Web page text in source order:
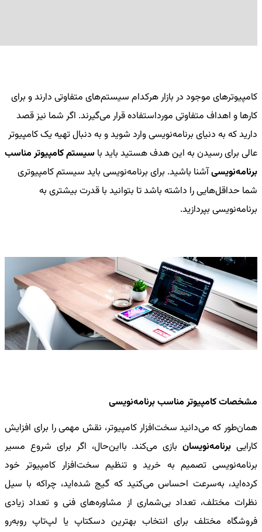
کامپیوترهای موجود در بازار هرکدام سیستم‌های متفاوتی دارند و برای
کارها و اهداف متفاوتی مورداستفاده قرار می‌گیرند. اگر شما نیز قصد
دارید که به دنیای برنامه‌نویسی وارد شوید و به دنبال تهیه یک کامپیوتر
عالی برای رسیدن به این هدف هستید باید با سیستم کامپیوتر مناسب
برنامه‌نویسیآشنا باشید. برای برنامه‌نویسی باید سیستم کامپیوتری
شما حداقل‌هایی را داشته باشد تا بتوانید با قدرت بیشتری به
برنامه‌نویسی بپردازید.
مشخصات کامپیوتر مناسب برنامهنویسی
همان‌طور که می‌دانید سخت‌افزار کامپیوتر، نقش مهمی را برای افزایش
کارایی برنامه‌نویسانبازی می‌کند. با‌این‌حال، اگر برای شروع مسیر
برنامه‌نویسی تصمیم به خرید و تنظیم سخت‌افزار کامپیوتر خود
کرده‌اید، به‌سرعت احساس می‌کنید که گیج شده‌اید، چراکه با سیل
نظرات مختلف، تعداد بی‌شماری از مشاوره‌های فنی و تعداد زیادی
فروشگاه مختلف برای انتخاب بهترین دسکتاپ یا لپ‌تاپ روبه‌رو